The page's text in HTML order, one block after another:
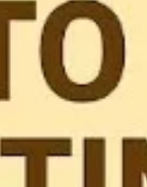
unsicheren Zeiten und
Diversifikation eines
Anleger eine
wussten Sie, dass gerade
Einstieg in den
schwerwiegende Fehler
umfassenden Leitfaden